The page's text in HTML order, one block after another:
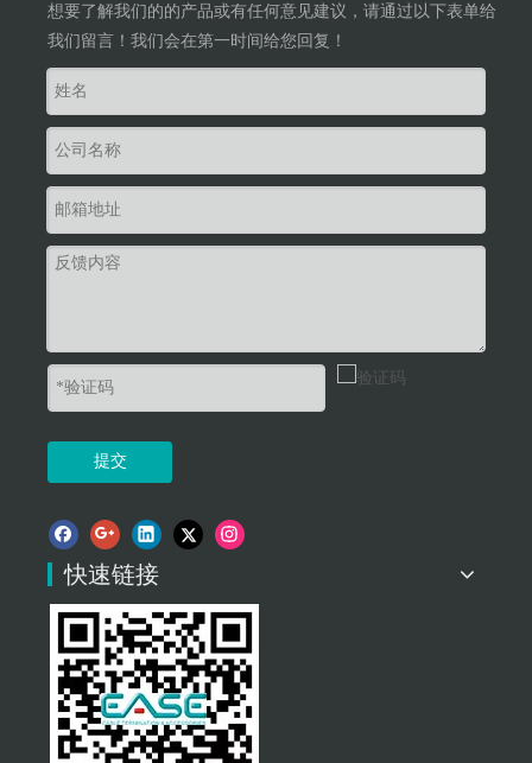
想要了解我们的的产品或有任何意见建议，请通过以下表单给
我们留言！我们会在第一时间给您回复！
提交
快速链接